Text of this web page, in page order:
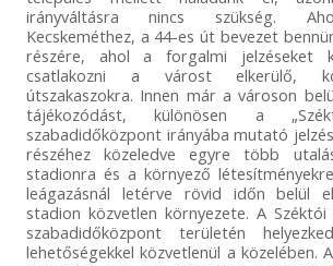
irányváltásra nincs szükség.
Kecskeméthez, a 44-es út bevezet
részére, ahol a forgalmi jelzéseket
csatlakozni a várost elkerülő,
útszakaszokra. Innen már a városon
tájékozódást, különösen a
szabadidőközpont irányába mutató
részéhez közeledve egyre több
stadionra és a környező
leágazásnál letérve rövid időn belül
stadion közvetlen környezete. A
szabadidőközpont területén
lehetőségekkel közvetlenül a közelében.